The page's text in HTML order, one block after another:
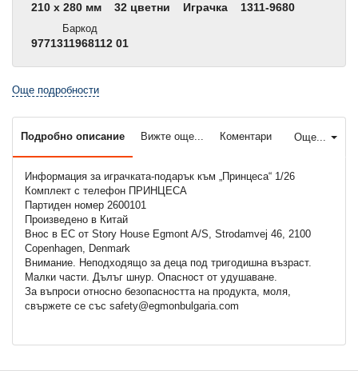
210 x 280 мм
32 цветни
Играчка
1311-9680
Баркод
9771311968112 01
Още подробности
Още...
Подробно описание Вижте още... Коментари
Информация за играчката-подарък към „Принцеса“ 1/26
Комплект с телефон ПРИНЦЕСА
Партиден номер 2600101
Произведено в Китай
Внос в ЕС от Story House Egmont A/S, Strodamvej 46, 2100
Copenhagen, Denmark
Внимание. Неподходящo за деца под тригодишна възраст.
Малки части. Дълъг шнур. Опасност от удушаване.
За въпроси относно безопасността на продукта, моля,
свържете се със safety@egmonbulgaria.com